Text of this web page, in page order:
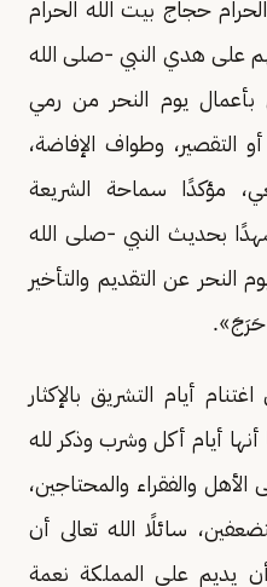
حجاج بيت الله الحرام
على هدي النبي -صلى الله
بأعمال يوم النحر من رمي
التقصير، وطواف الإفاضة،
مؤكدًا سماحة الشريعة
بحديث النبي -صلى الله
عن التقديم والتأخير
حَرَجَ».
أيام التشريق بالإكثار
أنها أيام أكل وشرب وذكر لله
والفقراء والمحتاجين،
سائلًا الله تعالى أن
يديم على المملكة نعمة